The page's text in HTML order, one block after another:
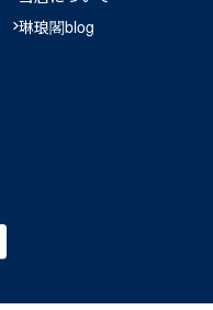
琳琅閣blog